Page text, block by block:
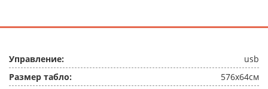
Управление:
usb
Размер табло:
576x64см